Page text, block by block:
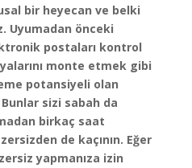
bir heyecan ve belki
Uyumadan önceki
postaları kontrol
monte etmek gibi
potansiyeli olan
sizi sabah da
birkaç saat
de kaçının. Eğer
yapmanıza izin